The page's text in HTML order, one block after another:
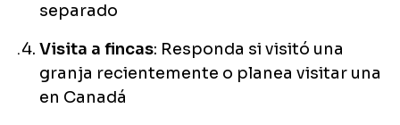
separado
Visita a fincas: Responda si visitó una
granja recientemente o planea visitar una
en Canadá